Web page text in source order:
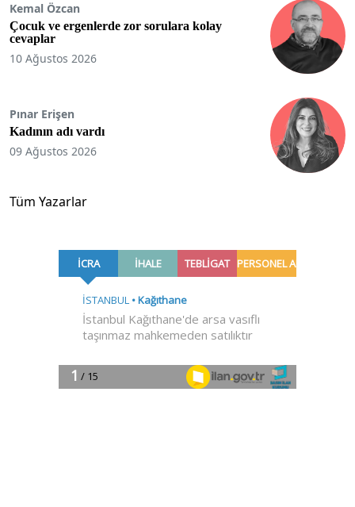
Kemal Özcan
Çocuk ve ergenlerde zor sorulara kolay
cevaplar
10 Ağustos 2026
Pınar Erişen
Kadının adı vardı
09 Ağustos 2026
Tüm Yazarlar